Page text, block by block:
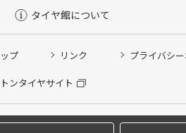
タイヤ館について
プ リンク プライバシ
ンタイヤサイト
き替え/オイル交換/その他ピット作業の予約
き替え※タイヤ履き替えを希望のクローク
約 ※クローク契約会員の方はご利用いた